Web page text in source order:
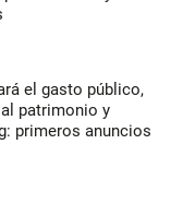
el gasto público,
patrimonio y
primeros anuncios